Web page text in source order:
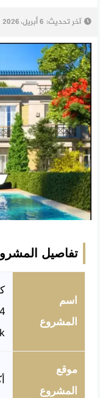
آخر تحديث: 6 أبريل، 2026
تفاصيل
اسم
المشروع
موقع
المشروع